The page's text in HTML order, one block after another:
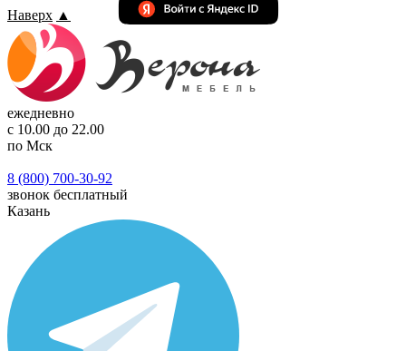
Наверх ▲
ежедневно
с 10.00 до 22.00
по Мск
8 (800) 700-30-92
звонок бесплатный
Казань